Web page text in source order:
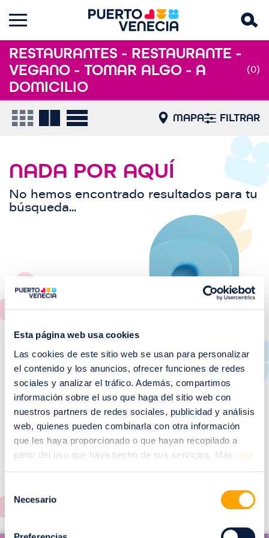
Esta página web usa cookies
Las cookies de este sitio web se usan para personalizar
el contenido y los anuncios, ofrecer funciones de redes
sociales y analizar el tráfico. Además, compartimos
información sobre el uso que haga del sitio web con
nuestros partners de redes sociales, publicidad y análisis
web, quienes pueden combinarla con otra información
que les haya proporcionado o que hayan recopilado a
partir del uso que haya hecho de sus servicios. Más info
consentimiento
Necesario
RESTAURANTES - RESTAURANTE -
VEGANO - TOMAR ALGO - A
DOMICILIO
(0)
MAPA FILTRAR
NADA POR AQUÍ
No hemos encontrado resultados para tu
búsqueda...
¡No te pierdas nuestros
Ver todos >